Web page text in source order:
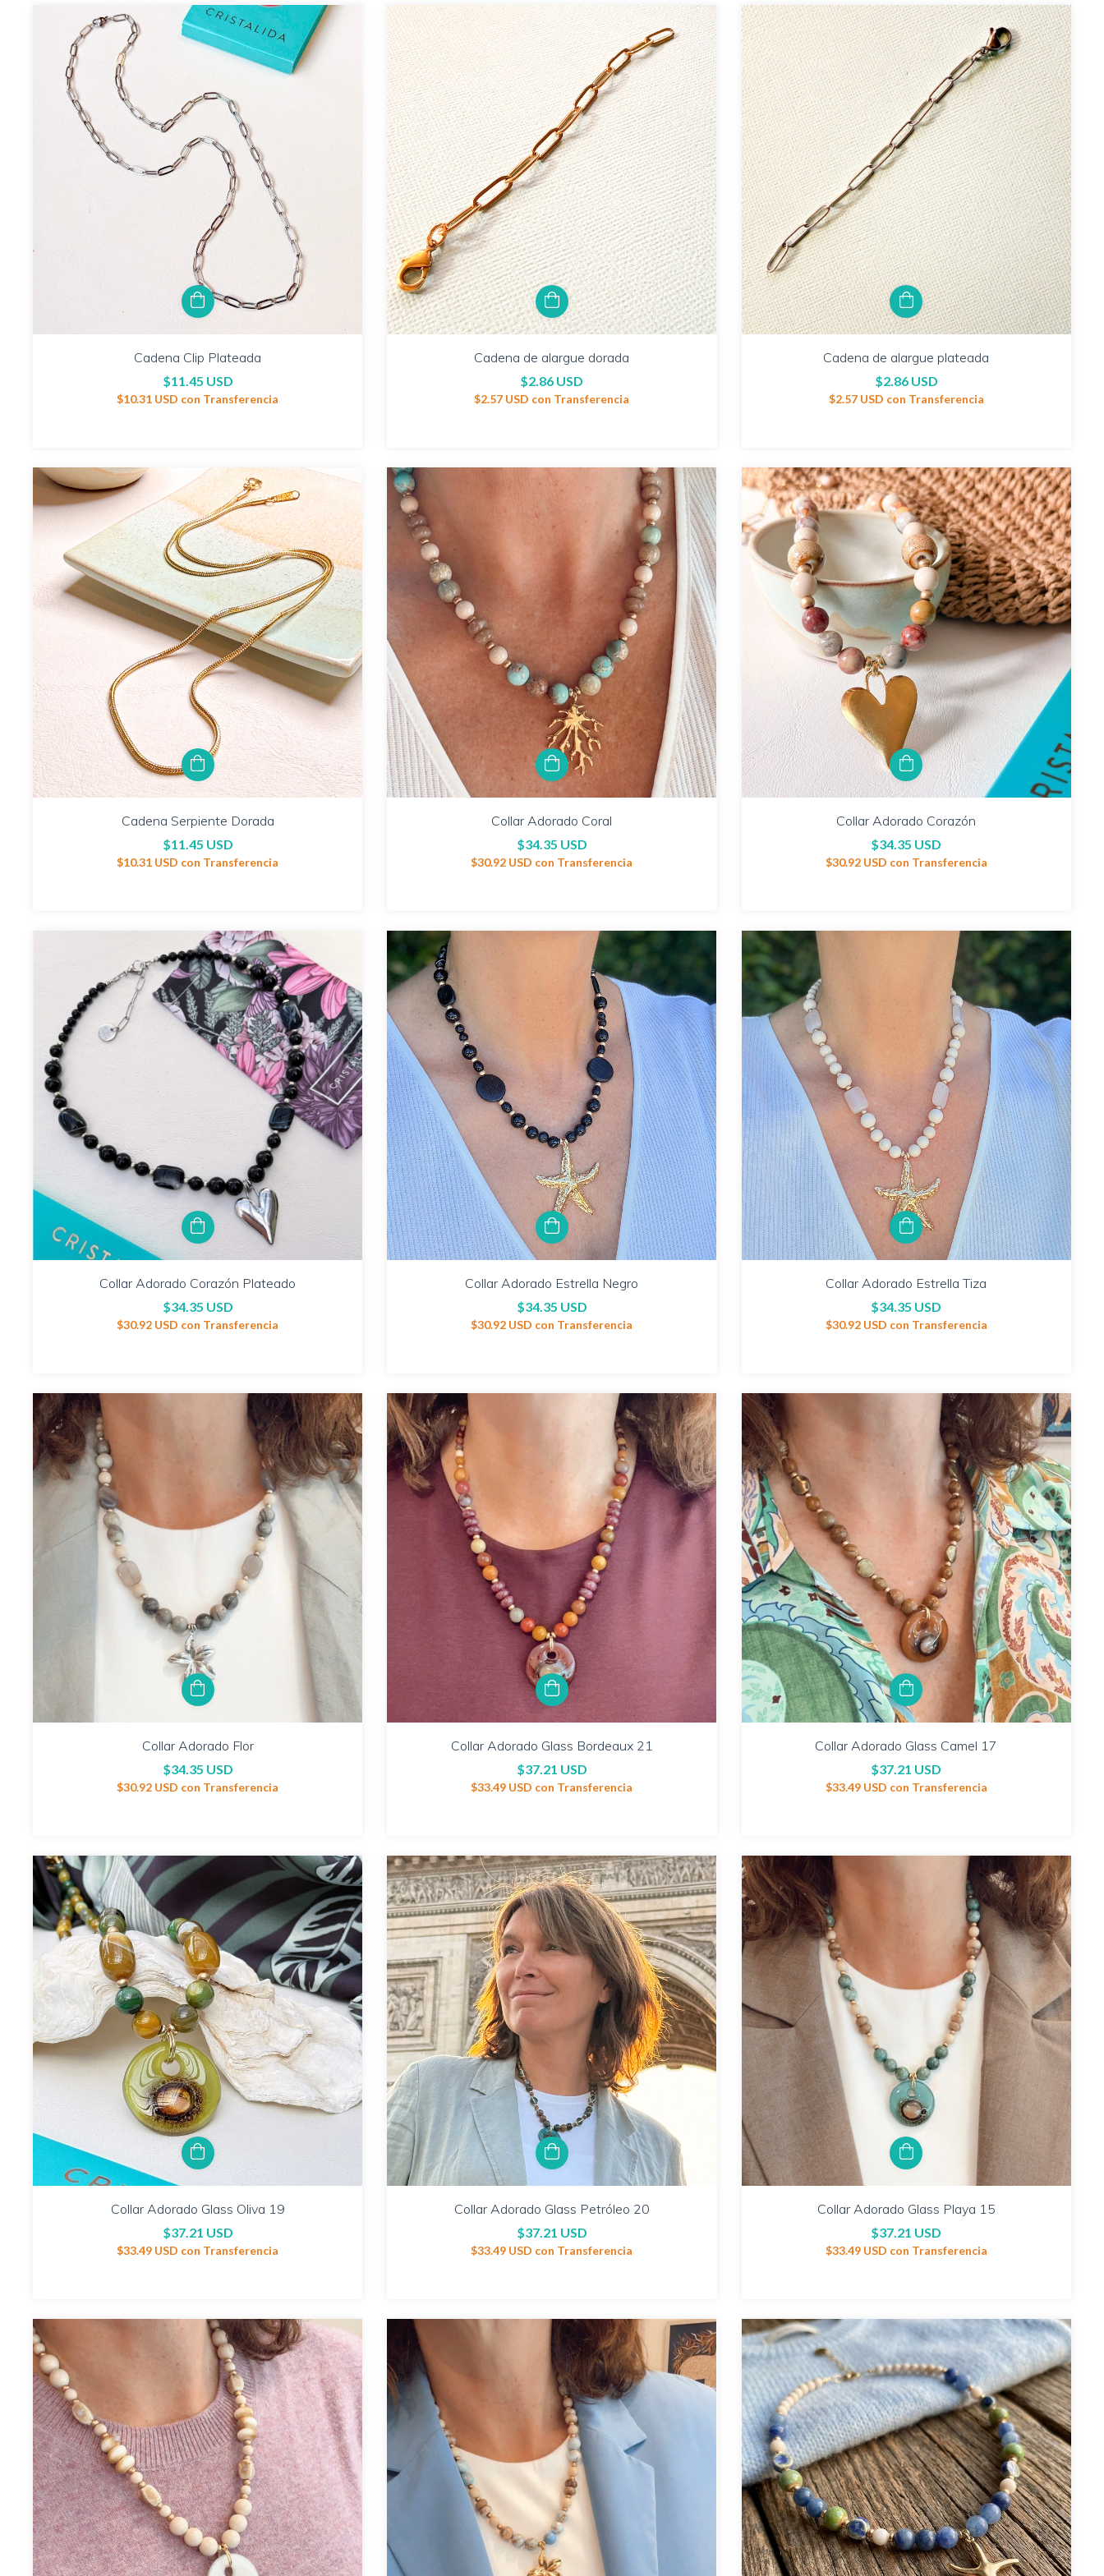
Cadena Clip Plateada
$11.45 USD
$10.31 USD con Transferencia
Cadena de alargue dorada
$2.86 USD
$2.57 USD con Transferencia
Cadena de alargue plateada
$2.86 USD
$2.57 USD con Transferencia
Cadena Serpiente Dorada
$11.45 USD
$10.31 USD con Transferencia
Collar Adorado Coral
$34.35 USD
$30.92 USD con Transferencia
Collar Adorado Corazón
$34.35 USD
$30.92 USD con Transferencia
Collar Adorado Corazón Plateado
$34.35 USD
$30.92 USD con Transferencia
Collar Adorado Estrella Negro
$34.35 USD
$30.92 USD con Transferencia
Collar Adorado Estrella Tiza
$34.35 USD
$30.92 USD con Transferencia
Collar Adorado Flor
$34.35 USD
$30.92 USD con Transferencia
Collar Adorado Glass Bordeaux 21
$37.21 USD
$33.49 USD con Transferencia
Collar Adorado Glass Camel 17
$37.21 USD
$33.49 USD con Transferencia
Collar Adorado Glass Oliva 19
$37.21 USD
$33.49 USD con Transferencia
Collar Adorado Glass Petróleo 20
$37.21 USD
$33.49 USD con Transferencia
Collar Adorado Glass Playa 15
$37.21 USD
$33.49 USD con Transferencia